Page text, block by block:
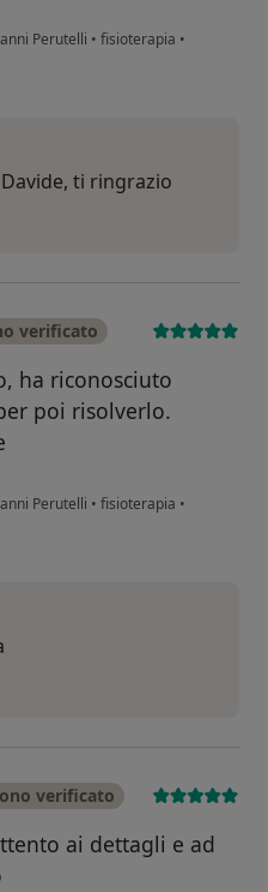
Perutelli • fisioterapia •
ti ringrazio
verificato
ha riconosciuto
poi risolverlo.
Perutelli • fisioterapia •
verificato
ai dettagli e ad